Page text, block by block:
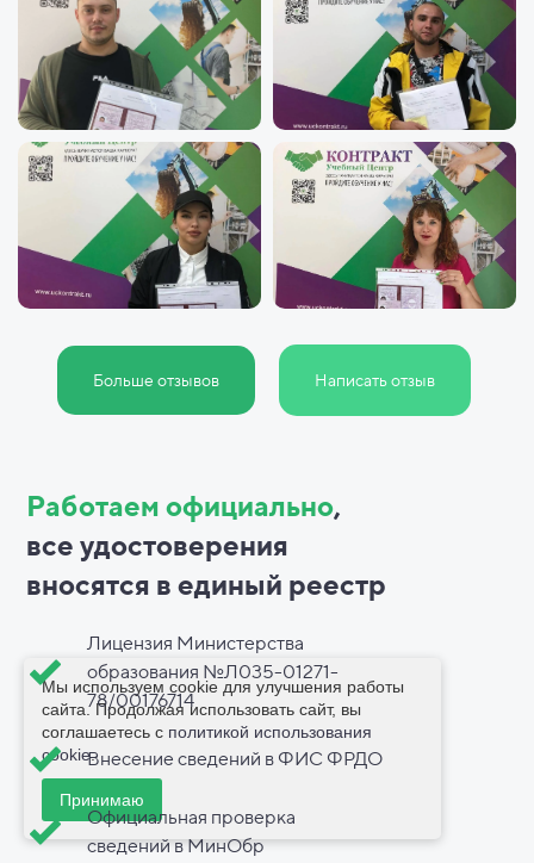
Больше отзывов Написать отзыв
Работаем официально,
все удостоверения
вносятся в единый реестр
Лицензия Министерства
образования №Л035-01271-
78/00176714
Внесение сведений в ФИС ФРДО
Официальная проверка
сведений в МинОбр
Мы используем cookie для улучшения работы
сайта. Продолжая использовать сайт, вы
соглашаетесь с политикой использования
cookie.
Принимаю